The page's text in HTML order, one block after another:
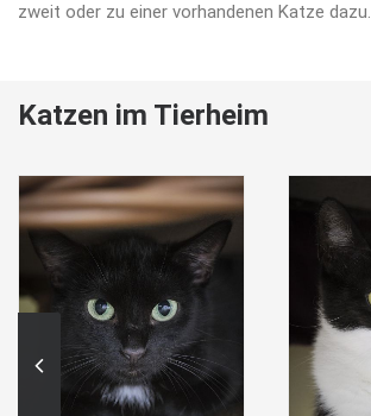
zweit oder zu einer vorhandenen Katze dazu.
Katzen im Tierheim